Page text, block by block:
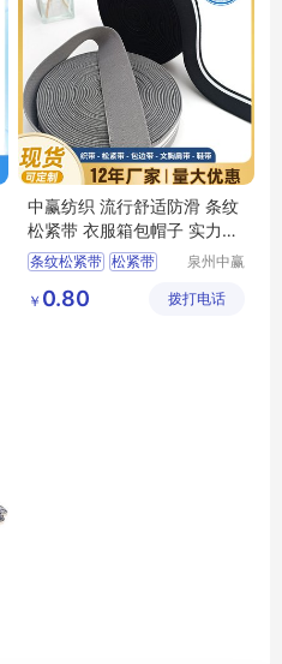
中赢纺织 流行舒适防滑 条纹
松紧带 衣服箱包帽子 实力老
厂
条纹松紧带 松紧带
中赢纺织
泉州中赢
有限公司
￥ 0.80 拨打电话